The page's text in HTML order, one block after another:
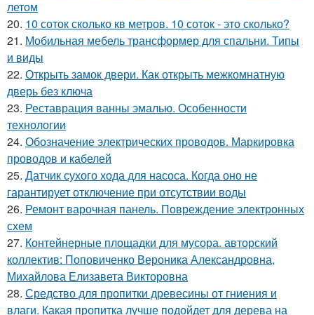
летом
20. 10 соток сколько кв метров. 10 соток - это сколько?
21. Мобильная мебель трансформер для спальни. Типы
и виды
22. Открыть замок двери. Как открыть межкомнатную
дверь без ключа
23. Реставрация ванны эмалью. Особенности
технологии
24. Обозначение электрических проводов. Маркировка
проводов и кабелей
25. Датчик сухого хода для насоса. Когда оно не
гарантирует отключение при отсутствии воды
26. Ремонт варочная панель. Повреждение электронных
схем
27. Контейнерные площадки для мусора. авторский
коллектив: Поповиченко Вероника Александровна,
Михайлова Елизавета Викторовна
28. Средство для пропитки древесины от гниения и
влаги. Какая пропитка лучше подойдет для дерева на